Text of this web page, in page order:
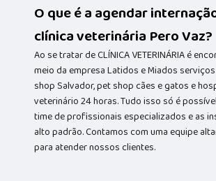
O que é a agendar
clínica veterinária Pero Vaz?
Ao se tratar de CLÍNICA VETERINÁRIA é
meio da empresa Latidos e Miados
shop Salvador, pet shop cães e gatos e
veterinário 24 horas. Tudo isso só é
time de profissionais especializados e as
alto padrão. Contamos com uma equipe
para atender nossos clientes.